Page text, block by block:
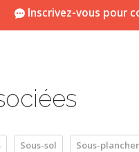
Inscrivez-vous pour
Sous-sol Sous-plancher